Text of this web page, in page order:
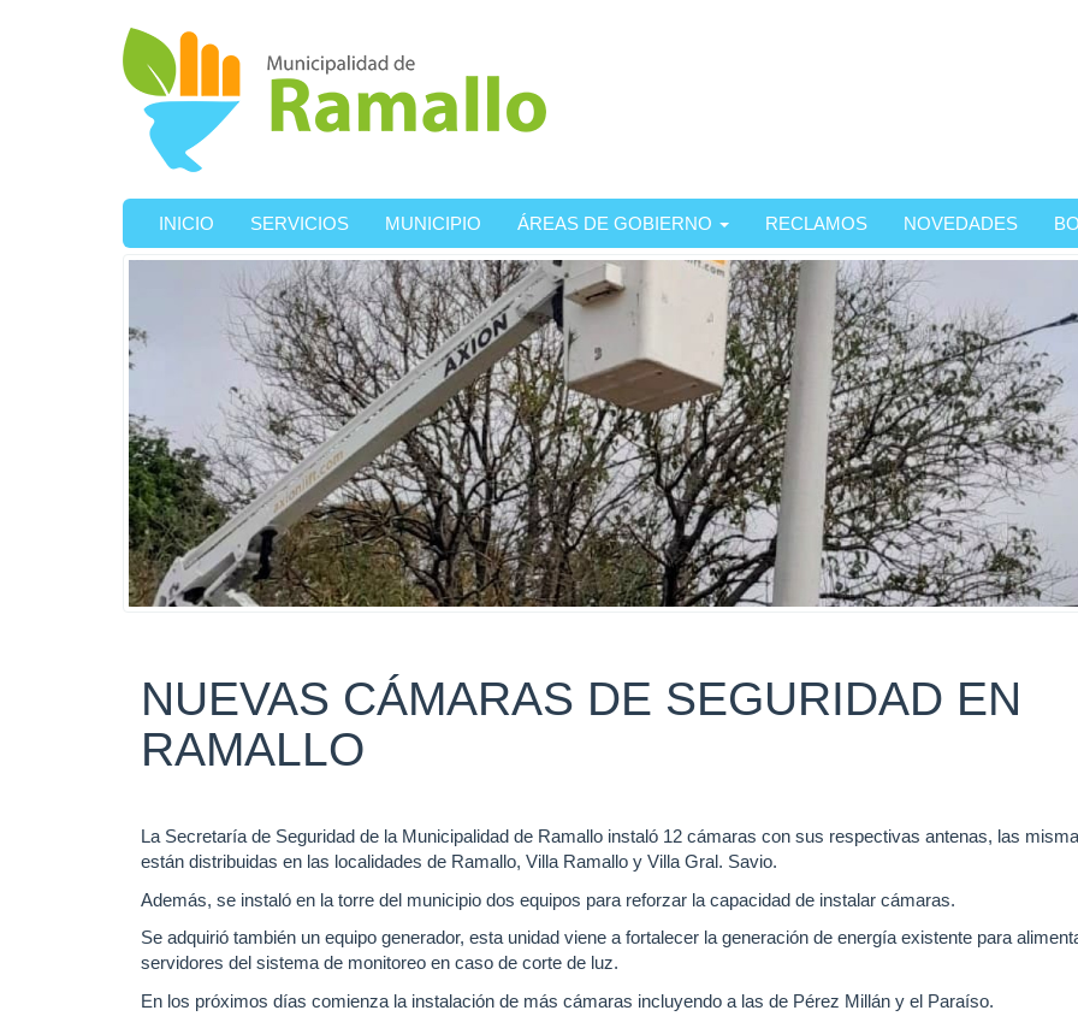
INICIO SERVICIOS MUNICIPIO ÁREAS DE GOBIERNO RECLAMOS NOVEDADES
NUEVAS CÁMARAS DE SEGURIDAD EN
RAMALLO
La Secretaría de Seguridad de la Municipalidad de Ramallo instaló 12 cámaras con sus respectivas antenas, las
están distribuidas en las localidades de Ramallo, Villa Ramallo y Villa Gral. Savio.
Además, se instaló en la torre del municipio dos equipos para reforzar la capacidad de instalar cámaras.
Se adquirió también un equipo generador, esta unidad viene a fortalecer la generación de energía existente para
servidores del sistema de monitoreo en caso de corte de luz.
En los próximos días comienza la instalación de más cámaras incluyendo a las de Pérez Millán y el Paraíso.